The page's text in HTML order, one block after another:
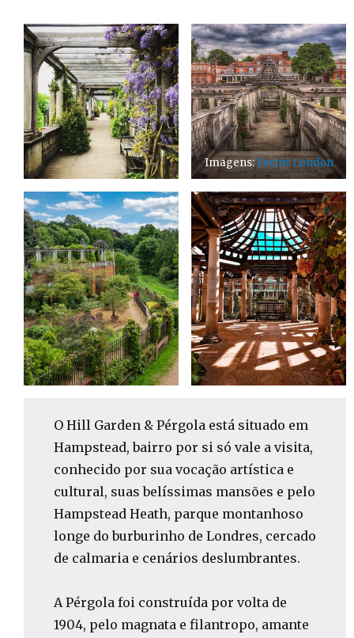
Imagens:Secret London
O Hill Garden & Pérgola está situado em
Hampstead, bairro por si só vale a visita,
conhecido por sua vocação artística e
cultural, suas belíssimas mansões e pelo
Hampstead Heath, parque montanhoso
longe do burburinho de Londres, cercado
de calmaria e cenários deslumbrantes.
A Pérgola foi construída por volta de
1904, pelo magnata e filantropo, amante